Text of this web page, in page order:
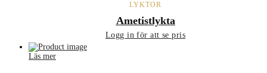
LYKTOR
Ametistlykta
Logg in för att se pris
Läs mer